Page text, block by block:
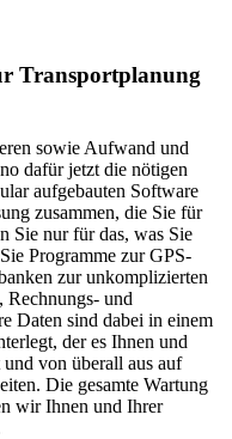
Transportplanung
sowie Aufwand und
dafür jetzt die nötigen
aufgebauten Software
zusammen, die Sie für
Sie nur für das, was Sie
Programme zur GPS-
zur unkomplizierten
und
Daten sind dabei in einem
der es Ihnen und
von überall aus auf
Die gesamte Wartung
wir Ihnen und Ihrer